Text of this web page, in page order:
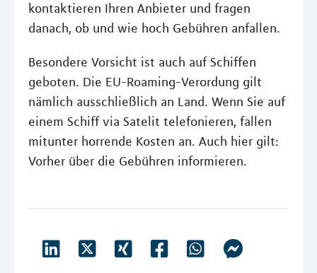
kontaktieren Ihren Anbieter und fragen
danach, ob und wie hoch Gebühren anfallen.
Besondere Vorsicht ist auch auf Schiffen
geboten. Die EU-Roaming-Verordung gilt
nämlich ausschließlich an Land. Wenn Sie auf
einem Schiff via Satelit telefonieren, fallen
mitunter horrende Kosten an. Auch hier gilt:
Vorher über die Gebühren informieren.